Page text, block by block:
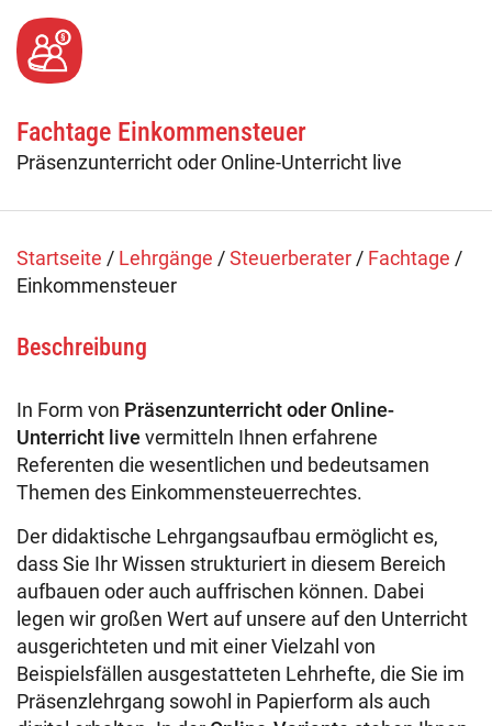
Fachtage online – Gesamtpaket
Wiederholerlehrgang
Klausuren - Level 2
Fachtage Einkommensteuer
Präsenzunterricht oder Online-Unterricht live
Startseite / Lehrgänge /Steuerberater/ Fachtage /
Einkommensteuer
Beschreibung
In Form von Präsenzunterricht oder Online-
Unterricht live vermitteln Ihnen erfahrene
Referenten die wesentlichen und bedeutsamen
Themen des Einkommensteuerrechtes.
Der didaktische Lehrgangsaufbau ermöglicht es,
dass Sie Ihr Wissen strukturiert in diesem Bereich
aufbauen oder auch auffrischen können. Dabei
legen wir großen Wert auf unsere auf den Unterricht
ausgerichteten und mit einer Vielzahl von
Beispielsfällen ausgestatteten Lehrhefte, die Sie im
Präsenzlehrgang sowohl in Papierform als auch